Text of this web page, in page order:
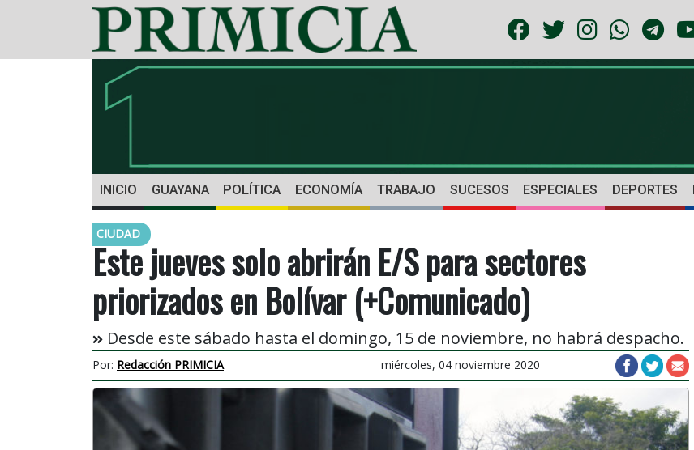
INICIO GUAYANA POLÍTICA ECONOMÍA TRABAJO SUCESOS ESPECIALES DEPORTES
CIUDAD
Este jueves solo abrirán E/S para sectores
priorizados en Bolívar (+Comunicado)
Desde este sábado hasta el domingo, 15 de noviembre, no habrá despacho.
Por: Redacción PRIMICIA miércoles, 04 noviembre 2020